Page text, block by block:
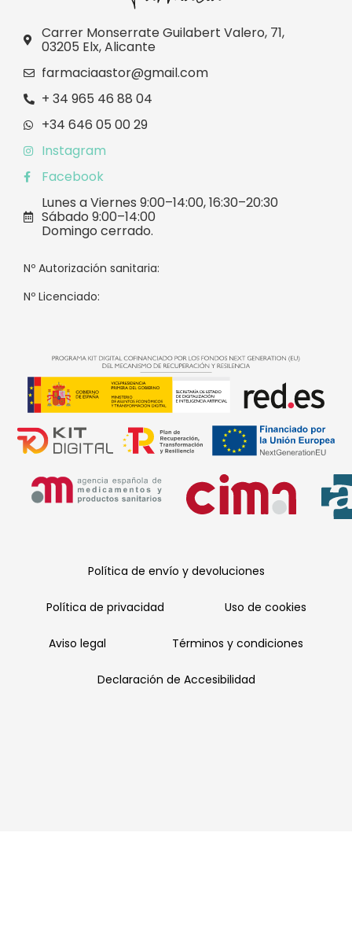
Carrer Monserrate Guilabert Valero, 71,
03205 Elx, Alicante
farmaciaastor@gmail.com
+ 34 965 46 88 04
+34 646 05 00 29
Instagram
Facebook
Lunes a Viernes 9:00–14:00, 16:30–20:30
Sábado 9:00–14:00
Domingo cerrado.
Nº Autorización sanitaria:
Nº Licenciado:
Política de envío y devoluciones
Política de privacidad Uso de cookies
Aviso legal Términos y condiciones
Declaración de Accesibilidad